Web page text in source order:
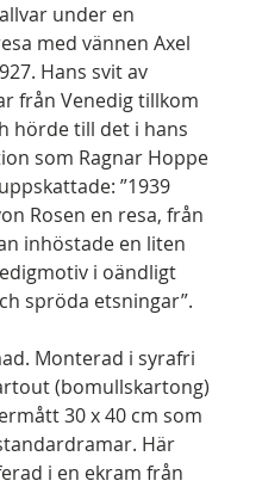
under en
med vännen Axel
Hans svit av
från Venedig tillkom
hörde till det i hans
som Ragnar Hoppe
”1939
Rosen en resa, från
inhöstade en liten
i oändligt
spröda etsningar”.
Monterad i syrafri
(bomullskartong)
30 x 40 cm som
Här
i en ekram från